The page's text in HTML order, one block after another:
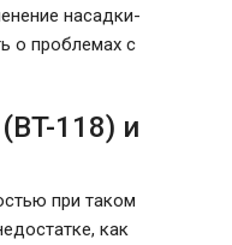
насадки-
о проблемах с
118) и
при таком
как